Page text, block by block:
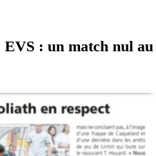
EVS : un match nul au